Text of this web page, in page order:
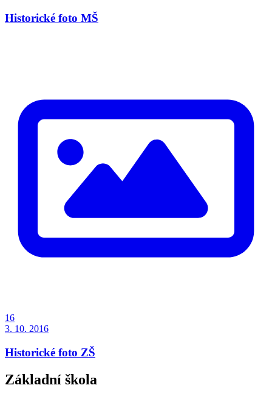
Historické foto MŠ
16
3. 10. 2016
Historické foto ZŠ
Základní škola